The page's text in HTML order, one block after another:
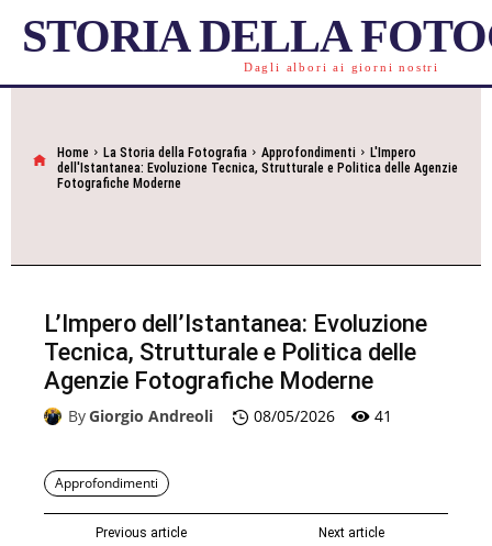
STORIA DELLA
Dagli albori ai giorni nostri
Home La Storia della Fotografia Approfondimenti
L'Impero
dell'Istantanea: Evoluzione Tecnica, Strutturale e Politica delle Agenzie
Fotografiche Moderne
L’Impero dell’Istantanea: Evoluzione
Tecnica, Strutturale e Politica delle
Agenzie Fotografiche Moderne
ByGiorgio Andreoli 08/05/2026 41
Approfondimenti
Previous article Next article